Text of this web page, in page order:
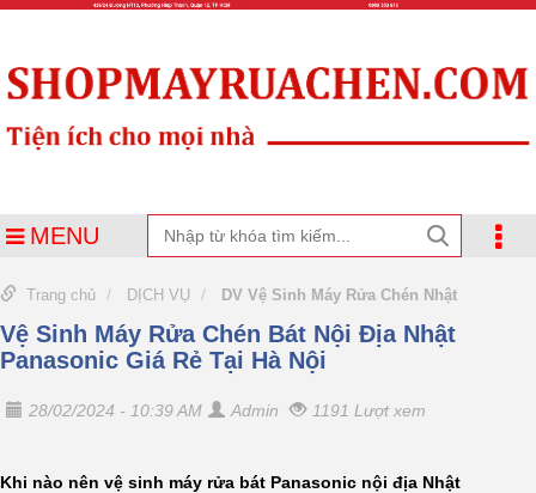
MENU
Trang chủ DỊCH VỤ DV Vệ Sinh Máy Rửa Chén Nhật
Vệ Sinh Máy Rửa Chén Bát Nội Địa Nhật
Panasonic Giá Rẻ Tại Hà Nội
28/02/2024 - 10:39 AM Admin 1191 Lượt xem
Khi nào nên vệ sinh máy rửa bát Panasonic nội địa Nhật